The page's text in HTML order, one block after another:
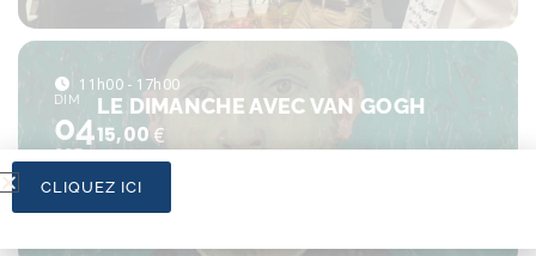
11h00 - 17h00
DIM
04
OCT
LE DIMANCHE AVEC VAN GOGH
15,00€
15 Billets disponibles
CLIQUEZ ICI